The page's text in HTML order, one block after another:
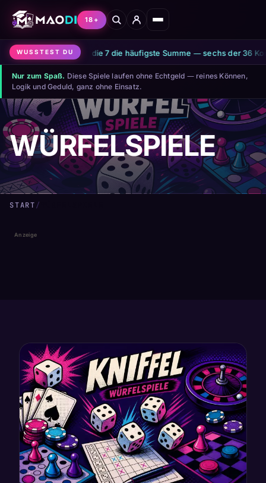
18+
WUSSTEST DU
Mit zwei Würfeln ist die 7 die häufigste Summe — sechs der 36
Nur zum Spaß. Diese Spiele laufen ohne Echtgeld — reines Können,
Logik und Geduld, ganz ohne Einsatz.
WÜRFELSPIELE
START/
Anzeige